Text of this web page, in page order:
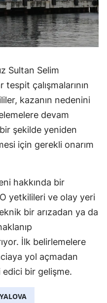
Kırşehir
Kocaeli
Konya
Malatya
Manisa
Mardin
Nevşehir
Rize
Sultan Selim
tespit çalışmalarının
kazanın nedenini
devam
şekilde yeniden
için gerekli onarım
hakkında bir
yetkilileri ve olay yeri
bir arızadan ya da
İlk belirlemelere
yol açmadan
edici bir gelişme.